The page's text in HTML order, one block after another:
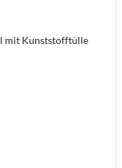
mit Kunststofftülle